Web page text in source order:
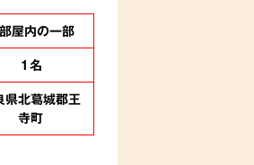
屋内の一部
1名
県北葛城郡王
寺町